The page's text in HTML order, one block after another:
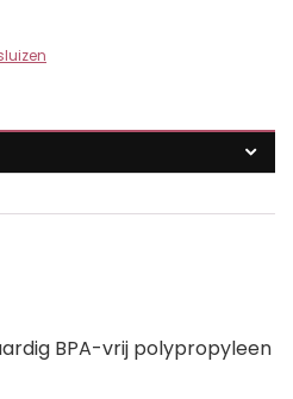
BPA-vrij polypropyleen